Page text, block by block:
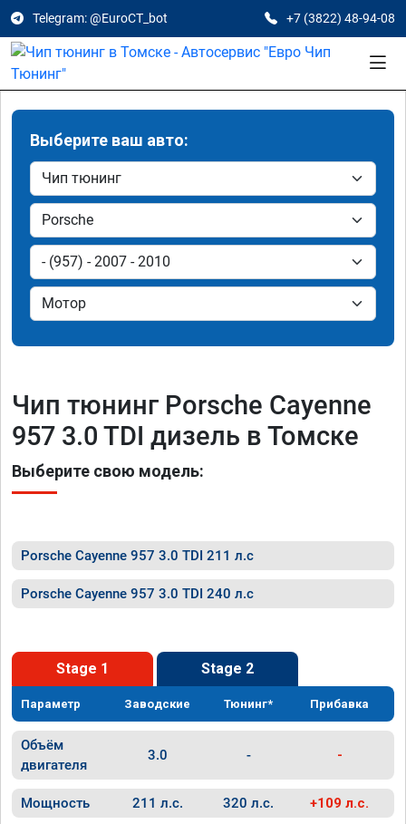
Telegram: @EuroCT_bot +7 (3822) 48-94-08
Выберите ваш авто:
Чип тюнинг Porsche Cayenne
957 3.0 TDI дизель в Томске
Выберите свою модель:
Porsche Cayenne 957 3.0 TDI 211 л.с
Porsche Cayenne 957 3.0 TDI 240 л.с
Stage 1 Stage 2
Параметр Заводские Тюнинг* Прибавка
Объём
двигателя
3.0 - -
Мощность 211 л.с. 320 л.с. +109 л.с.